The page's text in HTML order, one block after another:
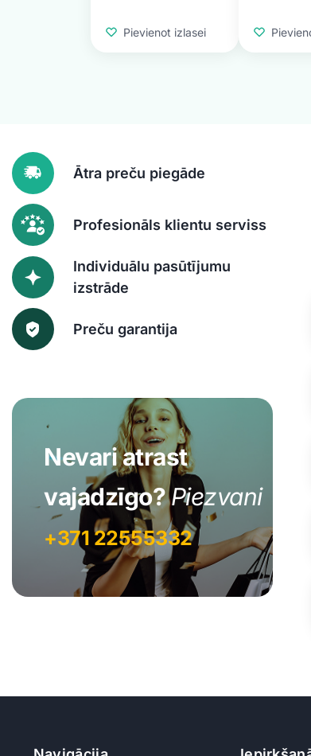
Pievienot izlasei
Ātra preču piegāde
Profesionāls klientu serviss
Individuālu pasūtījumu
izstrāde
Preču garantija
Nevari atrast
vajadzīgo?Piezvani
+371 22555332